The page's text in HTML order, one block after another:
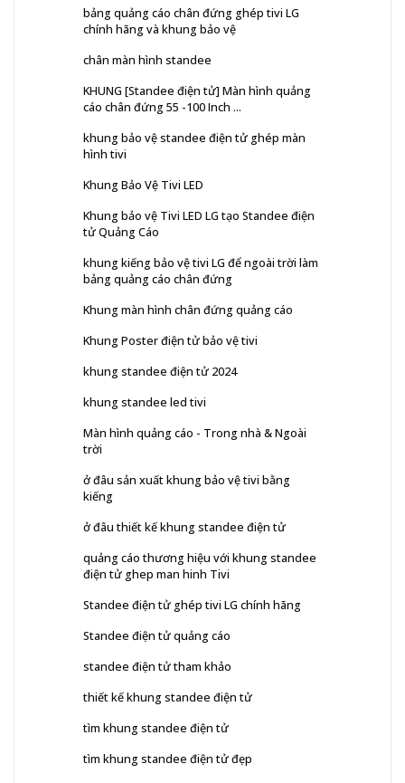
bảng quảng cáo chân đứng ghép tivi LG
chính hãng và khung bảo vệ
chân màn hình standee
KHUNG [Standee điện tử] Màn hình quảng
cáo chân đứng 55 -100 Inch ...
khung bảo vệ standee điện tử ghép màn
hình tivi
Khung Bảo Vệ Tivi LED
Khung bảo vệ Tivi LED LG tạo Standee điện
tử Quảng Cáo
khung kiếng bảo vệ tivi LG để ngoài trời làm
bảng quảng cáo chân đứng
Khung màn hình chân đứng quảng cáo
Khung Poster điện tử bảo vệ tivi
khung standee điện tử 2024
khung standee led tivi
Màn hình quảng cáo - Trong nhà & Ngoài
trời
ở đâu sản xuất khung bảo vệ tivi bằng
kiếng
ở đâu thiết kế khung standee điện tử
quảng cáo thương hiệu với khung standee
điện tử ghep man hinh Tivi
Standee điện tử ghép tivi LG chính hãng
Standee điện tử quảng cáo
standee điện tử tham khảo
thiết kế khung standee điện tử
tìm khung standee điện tử
tìm khung standee điện tử đẹp